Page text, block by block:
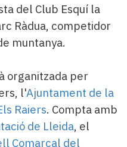
del Club Esquí la
Ràdua, competidor
muntanya.
organitzada per
l'Ajuntament de la
Raiers. Compta amb
de Lleida, el
Comarcal del